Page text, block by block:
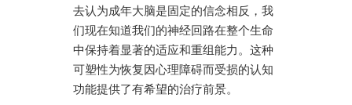
去认为成年大脑是固定的信念相反，我
们现在知道我们的神经回路在整个生命
中保持着显著的适应和重组能力。这种
可塑性为恢复因心理障碍而受损的认知
功能提供了有希望的治疗前景。